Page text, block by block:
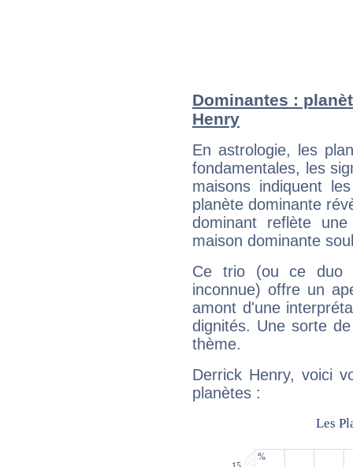
Dominantes :
Henry
En astrologie, les
fondamentales, les
maisons indiquent
planète dominante
dominant reflète
maison dominante
Ce trio (ou ce duo
inconnue) offre un
amont d'une
dignités. Une sorte
thème.
Derrick Henry, voici
planètes :